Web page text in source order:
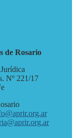
de Rosario
Nº 221/17